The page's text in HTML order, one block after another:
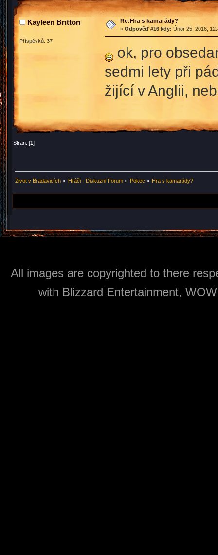
Kayleen Britton
Příspěvků: 37
Re:Hra s kamarády?
« Odpověď #16 kdy: Únor 25, 2016,
ok, pro
sedmi lety při
žijící v Anglii,
Stran: [1]
Život v Bradavicích » Hráči - Diskuzni Forum» Pokec » Hra s kamarády?
All images are copyrighted to there
with Blizzard Entertainment,